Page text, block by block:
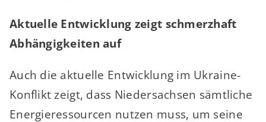
Aktuelle Entwicklung zeigt schmerzhaft
Abhängigkeiten auf
Auch die aktuelle Entwicklung im Ukraine-
Konflikt zeigt, dass Niedersachsen sämtliche
Energieressourcen nutzen muss, um seine